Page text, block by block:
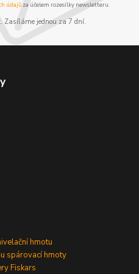
údajůza účelem rozesílky newsletteru.
Zasíláme jednou za 7 dní.
hmotu
spárovací hmoty
Fiskars